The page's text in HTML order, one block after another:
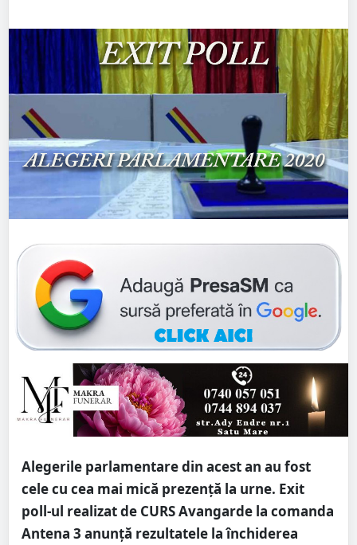
Alegerile parlamentare din acest an au fost
cele cu cea mai mică prezență la urne. Exit
poll-ul realizat de CURS Avangarde la comanda
Antena 3 anunță rezultatele la închiderea